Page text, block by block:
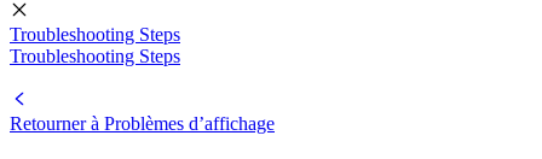
Troubleshooting Steps
Troubleshooting Steps
Retourner à Problèmes d’affichage